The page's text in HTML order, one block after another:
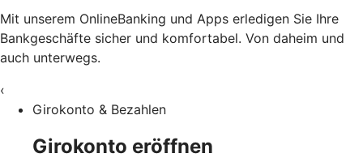
Mit unserem OnlineBanking und Apps erledigen Sie Ihre
Bankgeschäfte sicher und komfortabel. Von daheim und
auch unterwegs.
‹
Girokonto & Bezahlen
Girokonto eröffnen